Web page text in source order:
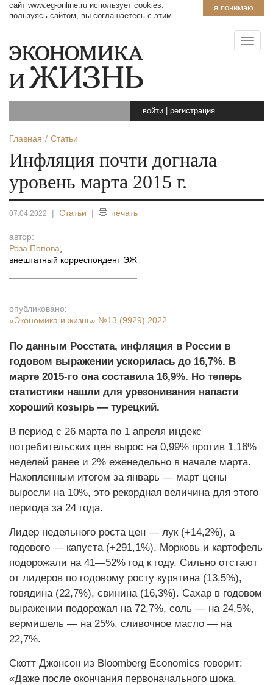
я понимаю
сайт www.eg-online.ru использует cookies.
пользуясь сайтом, вы соглашаетесь с этим.
войти регистрация
Главная Статьи
Инфляция почти догнала
уровень марта 2015 г.
07.04.2022 | Статьи | печать
автор:
Роза Попова
внештатный корреспондент ЭЖ
опубликовано:
«Экономика и жизнь» №13 (9929) 2022
По данным Росстата, инфляция в России в
годовом выражении ускорилась до 16,7%. В
марте 2015-го она составила 16,9%. Но теперь
статистики нашли для урезонивания напасти
хороший козырь — турецкий.
В период с 26 марта по 1 апреля индекс
потребительских цен вырос на 0,99% против 1,16%
неделей ранее и 2% еженедельно в начале марта.
Накопленным итогом за январь — март цены
выросли на 10%, это рекордная величина для этого
периода за 24 года.
Лидер недельного роста цен — лук (+14,2%), а
годового — капуста (+291,1%). Морковь и картофель
подорожали на 41—52% год к году. Сильно отстают
от лидеров по годовому росту курятина (13,5%),
говядина (22,7%), свинина (16,3%). Сахар в годовом
выражении подорожал на 72,7%, соль — на 24,5%,
вермишель — на 25%, сливочное масло — на
22,7%.
Скотт Джонсон из Bloomberg Economics говорит:
«Даже после окончания первоначального шока,